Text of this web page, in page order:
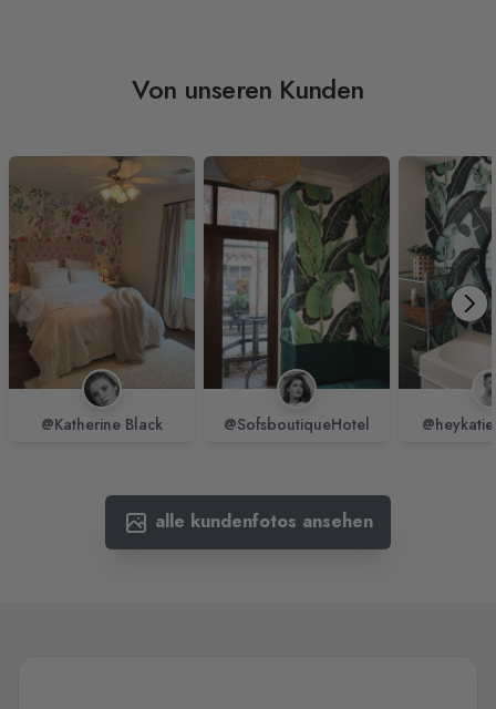
Von unseren Kunden
@Katherine Black @SofsboutiqueHotel
alle kundenfotos ansehen